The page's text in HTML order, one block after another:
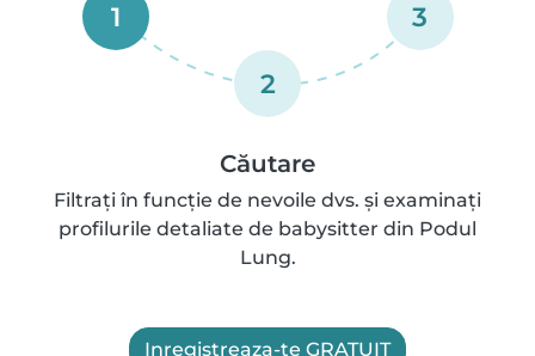
1
2
3
Căutare
Filtrați în funcție de nevoile dvs. și examinați
profilurile detaliate de babysitter din Podul
Lung.
Inregistreaza-te GRATUIT